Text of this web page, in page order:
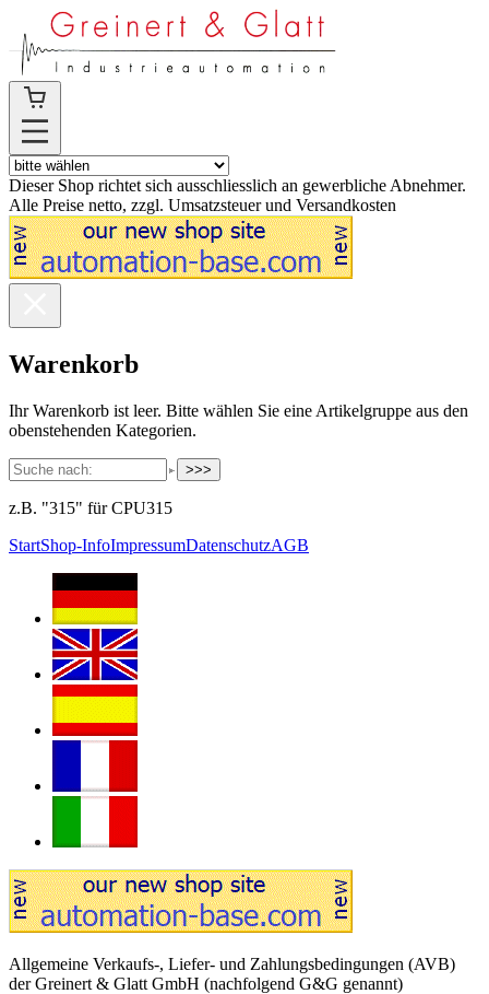
Dieser Shop richtet sich ausschliesslich an gewerbliche Abnehmer.
Alle Preise netto, zzgl. Umsatzsteuer und Versandkosten
Warenkorb
Ihr Warenkorb ist leer. Bitte wählen Sie eine Artikelgruppe aus den
obenstehenden Kategorien.
>>>
z.B. "315" für CPU315
StartShop-InfoImpressumDatenschutzAGB
Allgemeine Verkaufs-, Liefer- und Zahlungsbedingungen (AVB)
der Greinert & Glatt GmbH (nachfolgend G&G genannt)